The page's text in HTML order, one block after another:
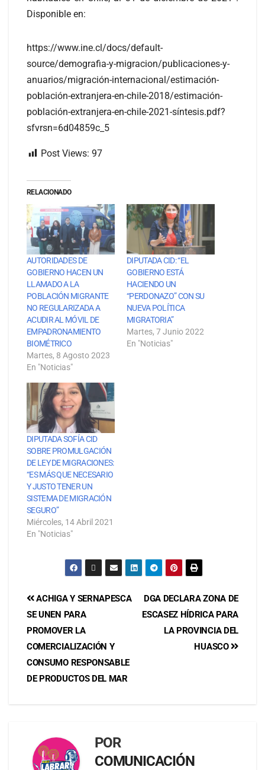
Disponible en:
https://www.ine.cl/docs/default-
source/demografia-y-migracion/publicaciones-y-
anuarios/migración-internacional/estimación-
población-extranjera-en-chile-2018/estimación-
población-extranjera-en-chile-2021-síntesis.pdf?
sfvrsn=6d04859c_5
Post Views: 97
RELACIONADO
AUTORIDADES DE
GOBIERNO HACEN UN
LLAMADO A LA
POBLACIÓN MIGRANTE
NO REGULARIZADA A
ACUDIR AL MÓVIL DE
EMPADRONAMIENTO
BIOMÉTRICO
Martes, 8 Agosto 2023
En "Noticias"
DIPUTADA CID: “EL
GOBIERNO ESTÁ
HACIENDO UN
“PERDONAZO” CON SU
NUEVA POLÍTICA
MIGRATORIA”
Martes, 7 Junio 2022
En "Noticias"
DIPUTADA SOFÍA CID
SOBRE PROMULGACIÓN
DE LEY DE MIGRACIONES:
“ES MÁS QUE NECESARIO
Y JUSTO TENER UN
SISTEMA DE MIGRACIÓN
SEGURO”
Miércoles, 14 Abril 2021
En "Noticias"
DGA DECLARA ZONA DE
ESCASEZ HÍDRICA PARA
LA PROVINCIA DEL
HUASCO
ACHIGA Y SERNAPESCA
SE UNEN PARA
PROMOVER LA
COMERCIALIZACIÓN Y
CONSUMO RESPONSABLE
DE PRODUCTOS DEL MAR
POR
COMUNICACIÓN